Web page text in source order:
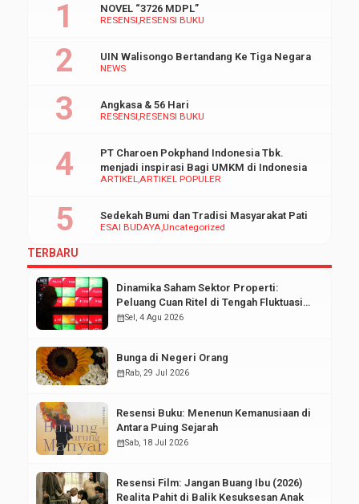
RESENSI RESENSI BUKU
NOVEL “3726 MDPL”
NEWS
UIN Walisongo Bertandang Ke Tiga Negara
RESENSI RESENSI BUKU
Angkasa & 56 Hari
ARTIKELARTIKEL POPULER
PT Charoen Pokphand Indonesia Tbk.
menjadi inspirasi Bagi UMKM di Indonesia
ESAI BUDAYAUncategorized
Sedekah Bumi dan Tradisi Masyarakat Pati
TERBARU
Dinamika Saham Sektor Properti:
Peluang Cuan Ritel di Tengah Fluktuasi
Pasar Modal
calendar_monthSel, 4 Agu 2026
Bunga di Negeri Orang
calendar_monthRab, 29 Jul 2026
Resensi Buku: Menenun Kemanusiaan di
Antara Puing Sejarah
calendar_monthSab, 18 Jul 2026
Resensi Film: Jangan Buang Ibu (2026)
Realita Pahit di Balik Kesuksesan Anak